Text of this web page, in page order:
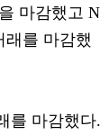
마감했고 N
래를 마감했
를 마감했다.